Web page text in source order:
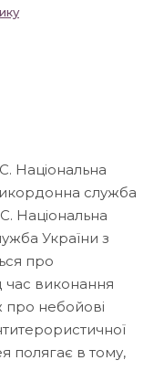
Національна
служба
Національна
України з
про
час виконання
про небойові
полягає в тому,